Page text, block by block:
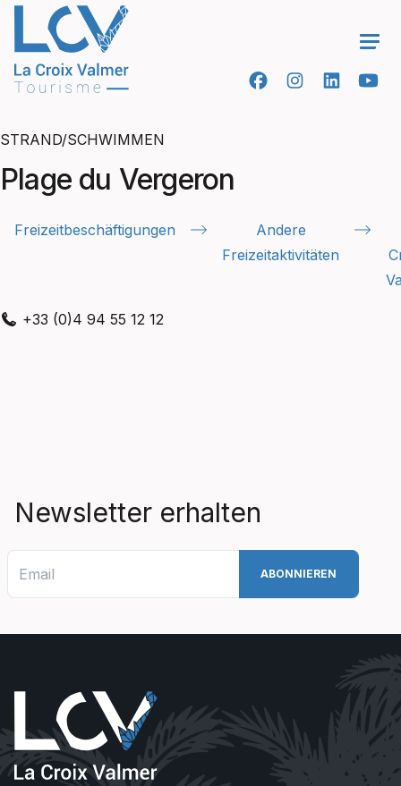
STRAND/SCHWIMMEN
Plage du Vergeron
Freizeitbeschäftigungen
Andere
Freizeitaktivitäten
+33 (0)4 94 55 12 12
Newsletter erhalten